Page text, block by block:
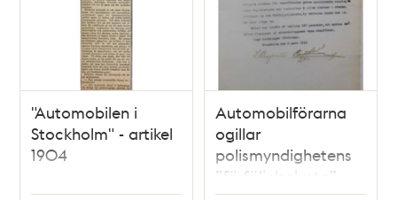
"Automobilen i
Stockholm" - artikel
1904
Automobilförarna
ogillar
polismyndighetens
”förföljelselusta”